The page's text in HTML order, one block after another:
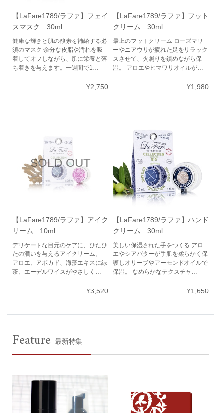
【LaFare1789/ラファ】フェイ
スマスク 30ml
健康な輝きと肌の酸素を補給する必
須のマスク 余分な皮脂や汚れを吸
着してオフしながら、肌に栄養と落
ち着きを与えます。一週間で1…
¥2,750
【LaFare1789/ラファ】フット
クリーム 30ml
最上のフットクリーム ローズマリ
ーやニアウリが疲れた足をリラック
スさせて、火照りを鎮めながら保
湿。 アロエやヒマワリオイルが…
¥1,980
SOLD OUT
【LaFare1789/ラファ】アイク
リーム 10ml
デリケートな目元のケアに、ひたひ
たの潤いを与えるアイクリーム。
アロエ、アボカド、海藻エキスに緑
茶、エーデルワイスがやさしく…
¥3,520
【LaFare1789/ラファ】ハンド
クリーム 30ml
美しい保湿された手をつくる アロ
エやシアバターが手肌を柔らかく保
護しオリーブやアーモンドオイルで
保湿。 なめらかなテクスチャ…
¥1,650
Feature 最新特集